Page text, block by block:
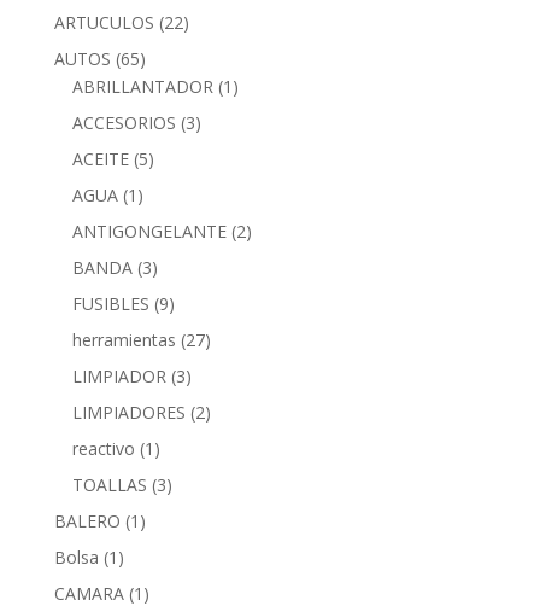
ARTUCULOS (22)
AUTOS (65)
ABRILLANTADOR (1)
ACCESORIOS (3)
ACEITE (5)
AGUA (1)
ANTIGONGELANTE (2)
BANDA (3)
FUSIBLES (9)
herramientas (27)
LIMPIADOR (3)
LIMPIADORES (2)
reactivo (1)
TOALLAS (3)
BALERO (1)
Bolsa (1)
CAMARA (1)